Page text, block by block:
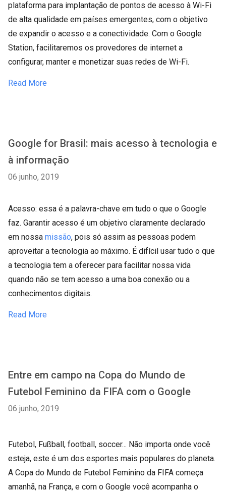
plataforma para implantação de pontos de acesso à Wi-Fi
de alta qualidade em países emergentes, com o objetivo
de expandir o acesso e a conectividade. Com o Google
Station, facilitaremos os provedores de internet a
configurar, manter e monetizar suas redes de Wi-Fi.
Read More
Google for Brasil: mais acesso à tecnologia e
à informação
06 junho, 2019
Acesso: essa é a palavra-chave em tudo o que o Google
faz. Garantir acesso é um objetivo claramente declarado
em nossa missão, pois só assim as pessoas podem
aproveitar a tecnologia ao máximo. É difícil usar tudo o que
a tecnologia tem a oferecer para facilitar nossa vida
quando não se tem acesso a uma boa conexão ou a
conhecimentos digitais.
Read More
Entre em campo na Copa do Mundo de
Futebol Feminino da FIFA com o Google
06 junho, 2019
Futebol, Fußball, football, soccer... Não importa onde você
esteja, este é um dos esportes mais populares do planeta.
A Copa do Mundo de Futebol Feminino da FIFA começa
amanhã, na França, e com o Google você acompanha o